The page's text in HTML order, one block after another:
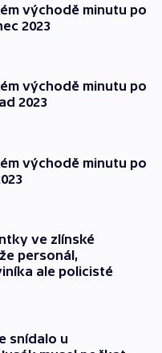
východě minutu po
2023
východě minutu po
2023
východě minutu po
ve zlínské
personál,
ale policisté
snídalo u